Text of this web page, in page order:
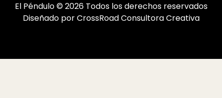
El Péndulo © 2026 Todos los derechos reservados
Diseñado porCrossRoad Consultora Creativa